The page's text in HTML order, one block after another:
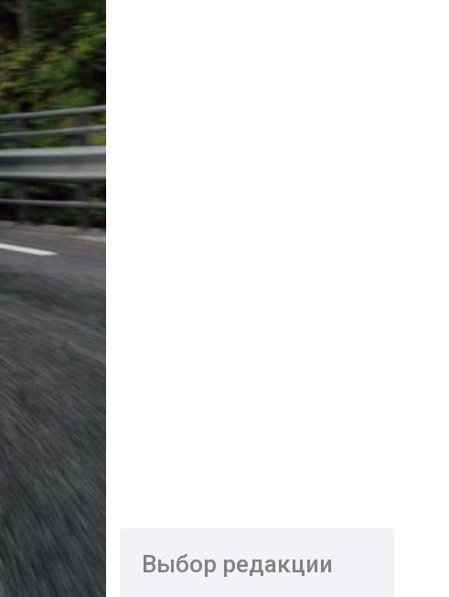
Выбор редакции